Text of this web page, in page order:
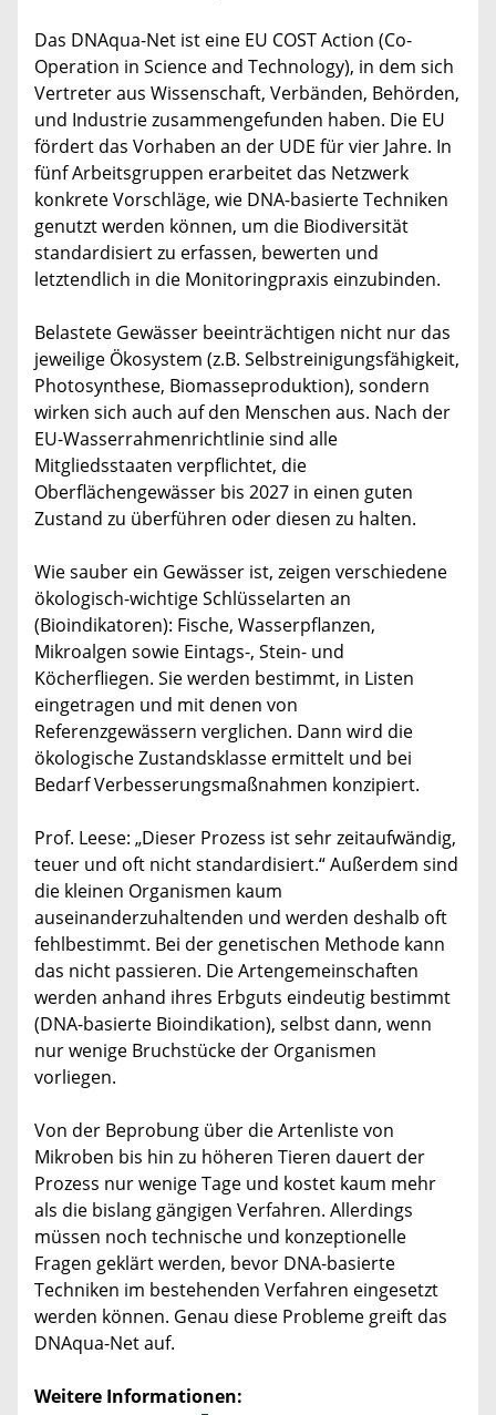
Das DNAqua-Net ist eine EU COST Action (Co-
Operation in Science and Technology), in dem sich
Vertreter aus Wissenschaft, Verbänden, Behörden,
und Industrie zusammengefunden haben. Die EU
fördert das Vorhaben an der UDE für vier Jahre. In
fünf Arbeitsgruppen erarbeitet das Netzwerk
konkrete Vorschläge, wie DNA-basierte Techniken
genutzt werden können, um die Biodiversität
standardisiert zu erfassen, bewerten und
letztendlich in die Monitoringpraxis einzubinden.
Belastete Gewässer beeinträchtigen nicht nur das
jeweilige Ökosystem (z.B. Selbstreinigungsfähigkeit,
Photosynthese, Biomasseproduktion), sondern
wirken sich auch auf den Menschen aus. Nach der
EU-Wasserrahmenrichtlinie sind alle
Mitgliedsstaaten verpflichtet, die
Oberflächengewässer bis 2027 in einen guten
Zustand zu überführen oder diesen zu halten.
Wie sauber ein Gewässer ist, zeigen verschiedene
ökologisch-wichtige Schlüsselarten an
(Bioindikatoren): Fische, Wasserpflanzen,
Mikroalgen sowie Eintags-, Stein- und
Köcherfliegen. Sie werden bestimmt, in Listen
eingetragen und mit denen von
Referenzgewässern verglichen. Dann wird die
ökologische Zustandsklasse ermittelt und bei
Bedarf Verbesserungsmaßnahmen konzipiert.
Prof. Leese: „Dieser Prozess ist sehr zeitaufwändig,
teuer und oft nicht standardisiert.“ Außerdem sind
die kleinen Organismen kaum
auseinanderzuhaltenden und werden deshalb oft
fehlbestimmt. Bei der genetischen Methode kann
das nicht passieren. Die Artengemeinschaften
werden anhand ihres Erbguts eindeutig bestimmt
(DNA-basierte Bioindikation), selbst dann, wenn
nur wenige Bruchstücke der Organismen
vorliegen.
Von der Beprobung über die Artenliste von
Mikroben bis hin zu höheren Tieren dauert der
Prozess nur wenige Tage und kostet kaum mehr
als die bislang gängigen Verfahren. Allerdings
müssen noch technische und konzeptionelle
Fragen geklärt werden, bevor DNA-basierte
Techniken im bestehenden Verfahren eingesetzt
werden können. Genau diese Probleme greift das
DNAqua-Net auf.
Weitere Informationen: